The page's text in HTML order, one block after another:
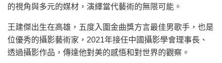
的視角與多元的媒材，演繹當代藝術的無限可能。
王建傑出生在高雄，五度入圍金曲獎方言最佳男歌手，也是
位優秀的攝影藝術家，2021年接任中國攝影學會理事長、
透過攝影作品，傳達他對美的感悟和對世界的觀察。